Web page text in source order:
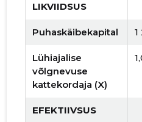
LIKVIIDSUS
Puhaskäibekapital 1
Lühiajalise
võlgnevuse
kattekordaja (X)
EFEKTIIVSUS